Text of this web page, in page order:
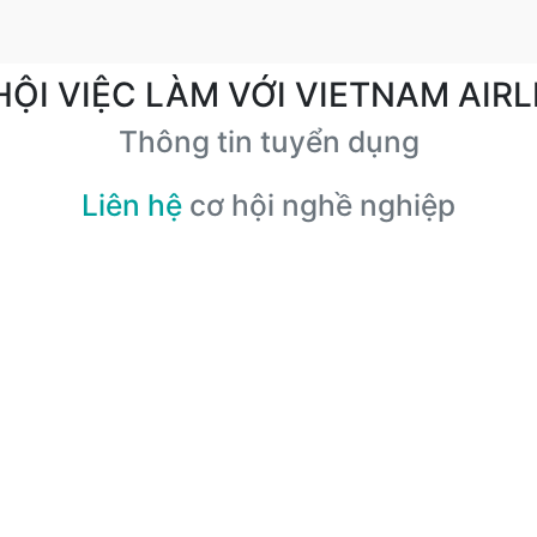
VIỆC LÀM VỚI VIETNAM
Thông tin tuyển dụng
Liên hệ cơ hội nghề nghiệp